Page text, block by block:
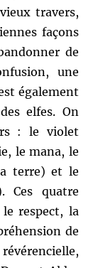
travers,
façons
de
une
également
elfes. On
: le violet
le mana, le
terre) et le
Ces quatre
respect, la
de